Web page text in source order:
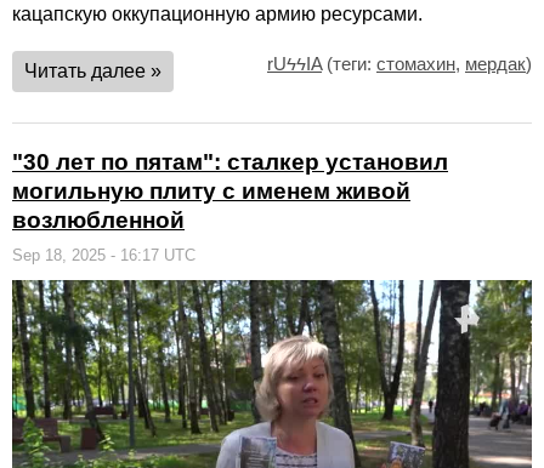
кацапскую оккупационную армию ресурсами.
Читать далее » rUϟϟIA(теги: стомахин, мердак)
"30 лет по пятам": сталкер установил
могильную плиту с именем живой
возлюбленной
Sep 18, 2025 - 16:17 UTC